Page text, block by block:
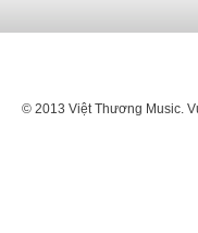
© 2013 Việt Thương Music.